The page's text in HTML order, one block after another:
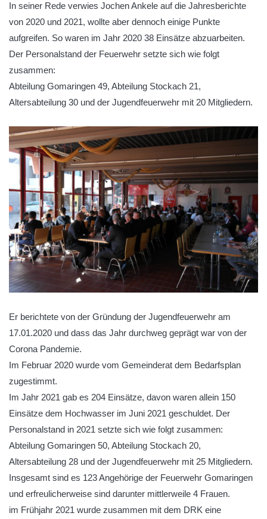
In seiner Rede verwies Jochen Ankele auf die Jahresberichte
von 2020 und 2021, wollte aber dennoch einige Punkte
aufgreifen. So waren im Jahr 2020 38 Einsätze abzuarbeiten.
Der Personalstand der Feuerwehr setzte sich wie folgt
zusammen:
Abteilung Gomaringen 49, Abteilung Stockach 21,
Altersabteilung 30 und der Jugendfeuerwehr mit 20 Mitgliedern.
Er berichtete von der Gründung der Jugendfeuerwehr am
17.01.2020 und dass das Jahr durchweg geprägt war von der
Corona Pandemie.
Im Februar 2020 wurde vom Gemeinderat dem Bedarfsplan
zugestimmt.
Im Jahr 2021 gab es 204 Einsätze, davon waren allein 150
Einsätze dem Hochwasser im Juni 2021 geschuldet. Der
Personalstand in 2021 setzte sich wie folgt zusammen:
Abteilung Gomaringen 50, Abteilung Stockach 20,
Altersabteilung 28 und der Jugendfeuerwehr mit 25 Mitgliedern.
Insgesamt sind es 123 Angehörige der Feuerwehr Gomaringen
und erfreulicherweise sind darunter mittlerweile 4 Frauen.
im Frühjahr 2021 wurde zusammen mit dem DRK eine